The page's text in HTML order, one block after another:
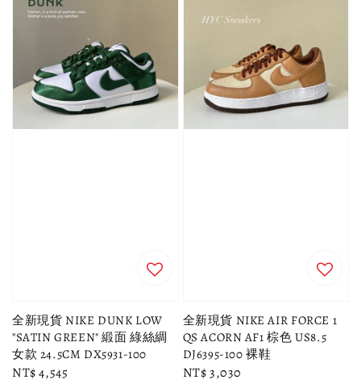
全新現貨 NIKE DUNK LOW
"SATIN GREEN" 緞面 綠絲綢
女款 24.5CM DX5931-100
Regular
NT$ 4,545
全新現貨 NIKE AIR FORCE 1
QS ACORN AF1 棕色 US8.5
DJ6395-100 裸鞋
Regular
NT$ 3,030